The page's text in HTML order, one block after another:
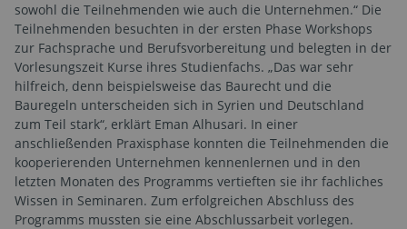
sowohl die Teilnehmenden wie auch die Unternehmen.“ Die
Teilnehmenden besuchten in der ersten Phase Workshops
zur Fachsprache und Berufsvorbereitung und belegten in der
Vorlesungszeit Kurse ihres Studienfachs. „Das war sehr
hilfreich, denn beispielsweise das Baurecht und die
Bauregeln unterscheiden sich in Syrien und Deutschland
zum Teil stark“, erklärt Eman Alhusari. In einer
anschließenden Praxisphase konnten die Teilnehmenden die
kooperierenden Unternehmen kennenlernen und in den
letzten Monaten des Programms vertieften sie ihr fachliches
Wissen in Seminaren. Zum erfolgreichen Abschluss des
Programms mussten sie eine Abschlussarbeit vorlegen.